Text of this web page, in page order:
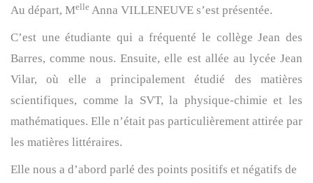
Au départ, Melle Anna VILLENEUVE s’est présentée.
C’est une étudiante qui a fréquenté le collège Jean des
Barres, comme nous. Ensuite, elle est allée au lycée Jean
Vilar, où elle a principalement étudié des matières
scientifiques, comme la SVT, la physique-chimie et les
mathématiques. Elle n’était pas particulièrement attirée par
les matières littéraires.
Elle nous a d’abord parlé des points positifs et négatifs de